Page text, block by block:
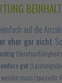
auf die
eher gar nicht.
gut
muss (spezielle